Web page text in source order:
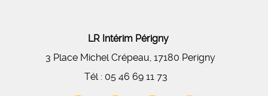
LR Intérim Périgny
3 Place Michel Crépeau, 17180 Perigny
Tél : 05 46 69 11 73